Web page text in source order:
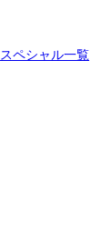
スペシャル一覧